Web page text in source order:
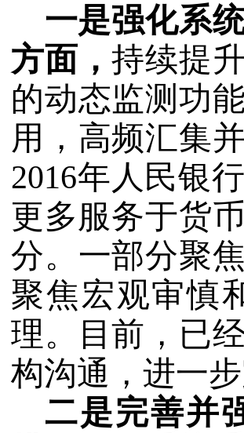
一是强化系
方面，持续提
的动态监测功
用，高频汇集
2016年人民银
更多服务于货
分。一部分聚
聚焦宏观审慎
理。目前，已
构沟通，进一
二是完善并